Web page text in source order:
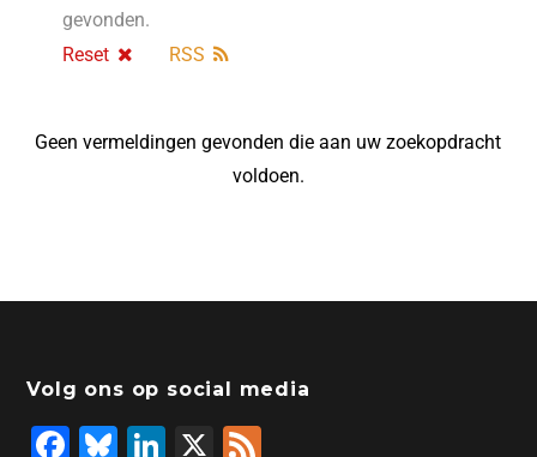
gevonden.
Reset
RSS
Geen vermeldingen gevonden die aan uw zoekopdracht
voldoen.
Volg ons op social media
F
Bl
Li
X